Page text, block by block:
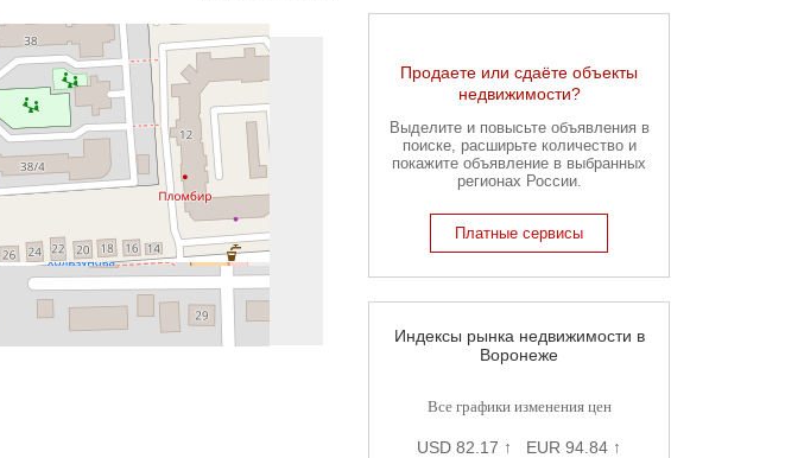
Продаете или сдаёте объекты
недвижимости?
Выделите и повысьте объявления в
поиске, расширьте количество и
покажите объявление в выбранных
регионах России.
Платные сервисы
Индексы рынка недвижимости в
Воронеже
Все графики изменения цен
USD 82.17 ↑ EUR 94.84 ↑